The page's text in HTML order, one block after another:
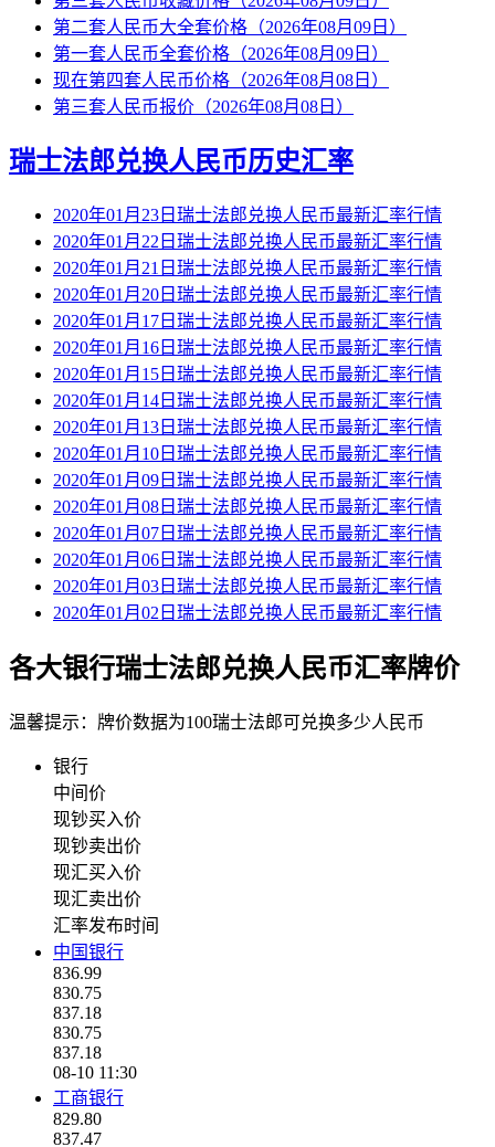
第二套人民币大全套价格（2026年08月09日）
第一套人民币全套价格（2026年08月09日）
现在第四套人民币价格（2026年08月08日）
第三套人民币报价（2026年08月08日）
瑞士法郎兑换人民币历史汇率
2020年01月23日瑞士法郎兑换人民币最新汇率行情
2020年01月22日瑞士法郎兑换人民币最新汇率行情
2020年01月21日瑞士法郎兑换人民币最新汇率行情
2020年01月20日瑞士法郎兑换人民币最新汇率行情
2020年01月17日瑞士法郎兑换人民币最新汇率行情
2020年01月16日瑞士法郎兑换人民币最新汇率行情
2020年01月15日瑞士法郎兑换人民币最新汇率行情
2020年01月14日瑞士法郎兑换人民币最新汇率行情
2020年01月13日瑞士法郎兑换人民币最新汇率行情
2020年01月10日瑞士法郎兑换人民币最新汇率行情
2020年01月09日瑞士法郎兑换人民币最新汇率行情
2020年01月08日瑞士法郎兑换人民币最新汇率行情
2020年01月07日瑞士法郎兑换人民币最新汇率行情
2020年01月06日瑞士法郎兑换人民币最新汇率行情
2020年01月03日瑞士法郎兑换人民币最新汇率行情
2020年01月02日瑞士法郎兑换人民币最新汇率行情
各大银行瑞士法郎兑换人民币汇率牌价
温馨提示：牌价数据为100瑞士法郎可兑换多少人民币
银行
中间价
现钞买入价
现钞卖出价
现汇买入价
现汇卖出价
汇率发布时间
中国银行
836.99
830.75
837.18
830.75
837.18
08-10 11:30
工商银行
829.80
837.47